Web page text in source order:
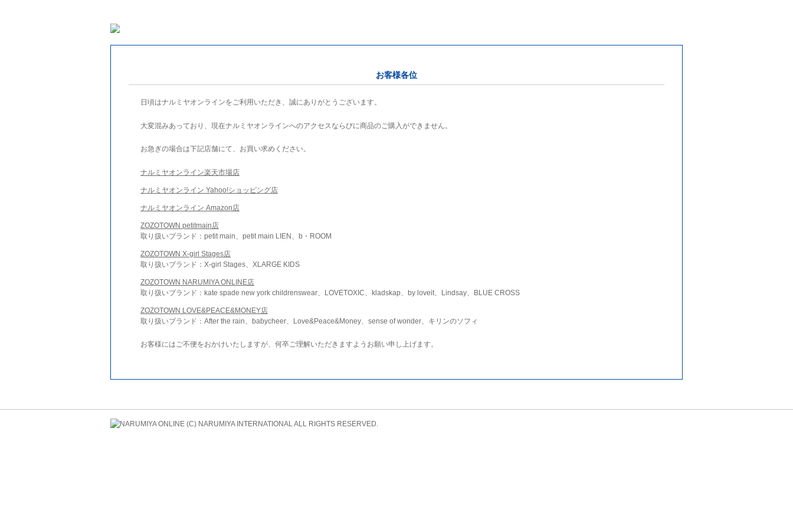
お客様各位
日頃はナルミヤオンラインをご利用いただき、誠にありがとうございます。
大変混みあっており、現在ナルミヤオンラインへのアクセスならびに商品のご購入ができません。
お急ぎの場合は下記店舗にて、お買い求めください。
ナルミヤオンライン楽天市場店
ナルミヤオンライン Yahoo!ショッピング店
ナルミヤオンライン Amazon店
ZOZOTOWN petitmain店
取り扱いブランド：petit main、petit main LIEN、b・ROOM
ZOZOTOWN X-girl Stages店
取り扱いブランド：X-girl Stages、XLARGE KIDS
ZOZOTOWN NARUMIYA ONLINE店
取り扱いブランド：kate spade new york childrenswear、LOVETOXIC、kladskap、by loveit、Lindsay、BLUE CROSS
ZOZOTOWN LOVE&PEACE&MONEY店
取り扱いブランド：After the rain、babycheer、Love&Peace&Money、sense of wonder、キリンのソフィ
お客様にはご不便をおかけいたしますが、何卒ご理解いただきますようお願い申し上げます。